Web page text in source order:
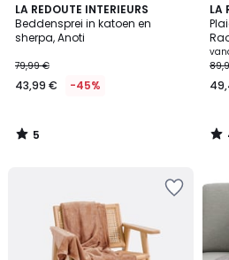
LA REDOUTE INTERIEURS
Beddensprei in katoen en
sherpa, Anoti
79,99 €
43,99 € -45%
5
/
5
5
/
LA
/
/